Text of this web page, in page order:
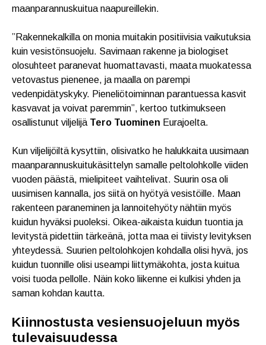
maanparannuskuitua naapureillekin.
”Rakennekalkilla on monia muitakin positiivisia vaikutuksia
kuin vesistönsuojelu. Savimaan rakenne ja biologiset
olosuhteet paranevat huomattavasti, maata muokatessa
vetovastus pienenee, ja maalla on parempi
vedenpidätyskyky. Pieneliötoiminnan parantuessa kasvit
kasvavat ja voivat paremmin”, kertoo tutkimukseen
osallistunut viljelijä Tero Tuominen Eurajoelta.
Kun viljelijöiltä kysyttiin, olisivatko he halukkaita uusimaan
maanparannuskuitukäsittelyn samalle peltolohkolle viiden
vuoden päästä, mielipiteet vaihtelivat. Suurin osa oli
uusimisen kannalla, jos siitä on hyötyä vesistöille. Maan
rakenteen paraneminen ja lannoitehyöty nähtiin myös
kuidun hyväksi puoleksi. Oikea-aikaista kuidun tuontia ja
levitystä pidettiin tärkeänä, jotta maa ei tiivisty levityksen
yhteydessä. Suurien peltolohkojen kohdalla olisi hyvä, jos
kuidun tuonnille olisi useampi liittymäkohta, josta kuitua
voisi tuoda pellolle. Näin koko liikenne ei kulkisi yhden ja
saman kohdan kautta.
Kiinnostusta vesiensuojeluun myös
tulevaisuudessa